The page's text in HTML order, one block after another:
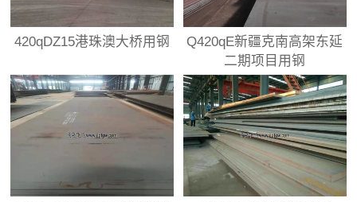
420qDZ15港珠澳大桥用钢
Q420qE新疆克南高架东延
二期项目用钢